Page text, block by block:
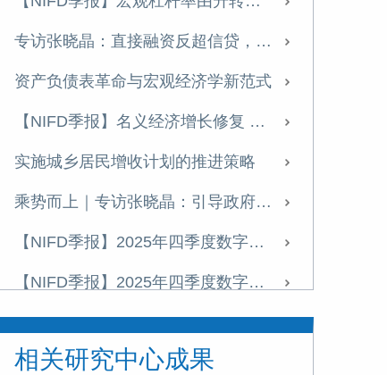
专访张晓晶：直接融资反超信贷，中国制度化创新冒险能力持续增强｜科创资本论
资产负债表革命与宏观经济学新范式
【NIFD季报】名义经济增长修复 宏观杠杆率增幅收窄——2026年一季度宏观杠杆率报告
实施城乡居民增收计划的推进策略
乘势而上｜专访张晓晶：引导政府部门存量财富向居民部门适度转移
【NIFD季报】2025年四季度数字资产季报
【NIFD季报】2025年四季度数字资产季报
张晓晶|引言：为什么金融强国建设亟待一场金融启蒙？
相关研究中心成果